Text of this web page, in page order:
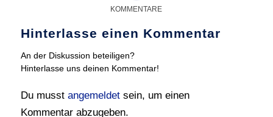
KOMMENTARE
Hinterlasse einen Kommentar
An der Diskussion beteiligen?
Hinterlasse uns deinen Kommentar!
Du musst angemeldetsein, um einen
Kommentar abzugeben.